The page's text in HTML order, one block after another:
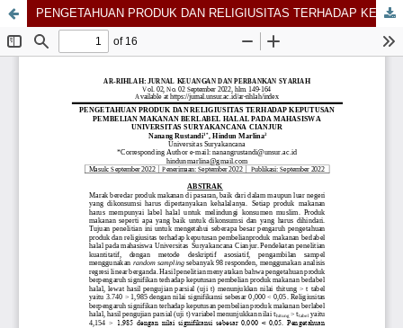
PENGETAHUAN PRODUK DAN RELIGIUSITAS TERHADAP KEPUTUSAN PEMBELIAN MAKANAN BERLABEL HALAL PADA MAHASISWA UNIVERSITAS SURYAKANCANA CIANJUR